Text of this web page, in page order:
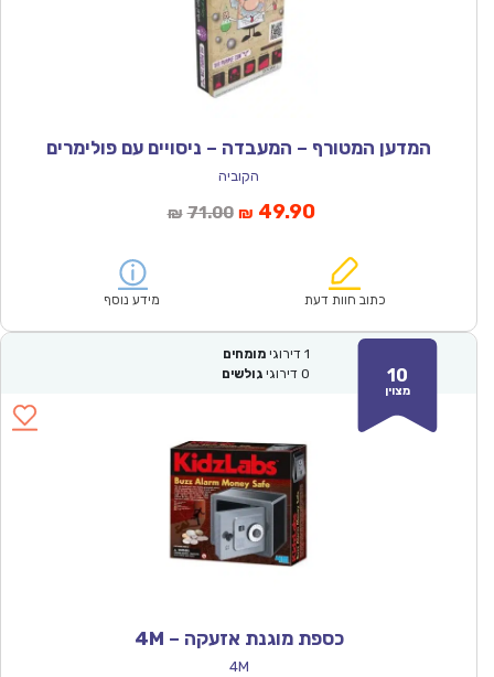
המדען המטורף – המעבדה – ניסויים עם פולימרים
הקוביה
₪ 71.00המחיר
₪71.00.
₪ 49.90המחיר
הוא:
כתוב חוות דעת מידע נוסף
10
מצוין
1 דירוגי מומחים
0 דירוגי גולשים
כספת מוגנת אזעקה – 4M
4M